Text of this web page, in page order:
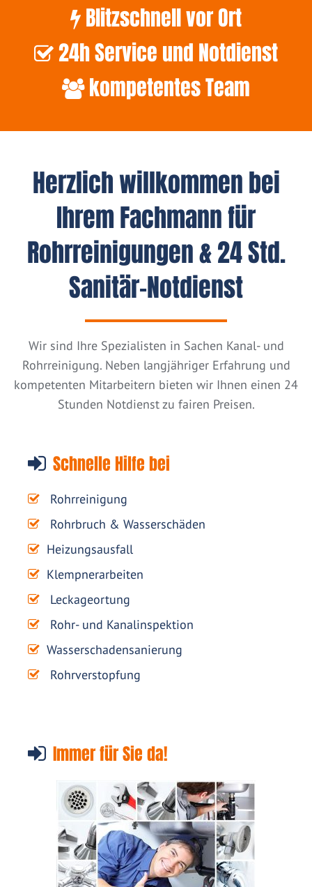
Blitzschnell vor Ort
24h Service und Notdienst
kompetentes Team
Herzlich willkommen bei
Ihrem Fachmann für
Rohrreinigungen & 24 Std.
Sanitär-Notdienst
Wir sind Ihre Spezialisten in Sachen Kanal- und
Rohrreinigung. Neben langjähriger Erfahrung und
kompetenten Mitarbeitern bieten wir Ihnen einen 24
Stunden Notdienst zu fairen Preisen.
Schnelle Hilfe bei
Rohrreinigung
Rohrbruch & Wasserschäden
Heizungsausfall
Klempnerarbeiten
Leckageortung
Rohr- und Kanalinspektion
Wasserschadensanierung
Rohrverstopfung
Immer für Sie da!